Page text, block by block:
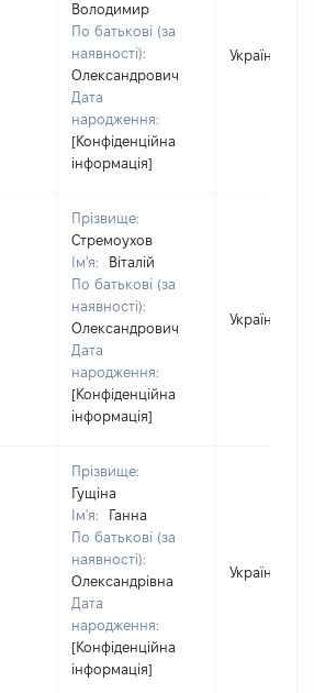
Володимир
По батькові (за
наявності):
Олександрович
Дата
народження:
[Конфіденційна
інформація]
Україна
Прізвище:
Стремоухов
Ім'я:
Віталій
По батькові (за
наявності):
Олександрович
Дата
народження:
[Конфіденційна
інформація]
Україна
Прізвище:
Гущіна
Ім'я:
Ганна
По батькові (за
наявності):
Олександрівна
Дата
народження:
[Конфіденційна
інформація]
Україна